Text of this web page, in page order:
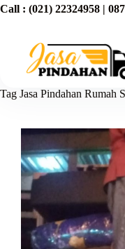
Call : (021) 22324958 |
Tag Jasa Pindahan Rumah